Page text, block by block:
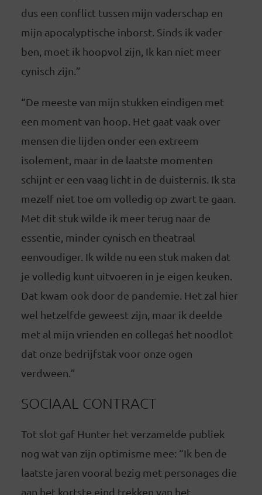
dus een conflict tussen mijn vaderschap en
mijn apocalyptische inborst. Sinds ik vader
ben, moet ik hoopvol zijn, Ik kan niet meer
cynisch zijn.”
“De meeste van mijn stukken eindigen met
een moment van hoop. Het gaat vaak over
mensen die lijden onder een extreem
isolement, maar in de laatste momenten
schijnt er een vaag licht in de duisternis. Ik sta
mezelf niet toe om volledig op zwart te gaan.
Met dit stuk wilde ik meer terug naar de
essentie, minder cynisch en theatraal
eenvoudiger. Ik wilde nu een stuk maken dat
je volledig kunt uitvoeren in je eigen keuken.
Dat kwam ook door de pandemie. Het zal hier
wel hetzelfde geweest zijn, maar ik deelde
met al mijn vrienden en collegaś het noodlot
dat onze bedrijfstak voor onze ogen
verdween.”
SOCIAAL CONTRACT
Tot slot gaf Hunter het verzamelde publiek
nog wat van zijn optimisme mee: “Ik ben de
laatste jaren vooral bezig met personages die
aan het kortste eind trekken van het